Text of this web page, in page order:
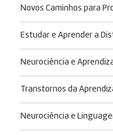
Novos Caminhos para
Estudar e Aprender a
Neurociência e
Transtornos da
Neurociência e